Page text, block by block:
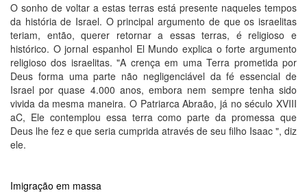
O sonho de voltar a estas terras está presente naqueles tempos
da história de Israel. O principal argumento de que os israelitas
teriam, então, querer retornar a essas terras, é religioso e
histórico. O jornal espanhol El Mundo explica o forte argumento
religioso dos israelitas. "A crença em uma Terra prometida por
Deus forma uma parte não negligenciável da fé essencial de
Israel por quase 4.000 anos, embora nem sempre tenha sido
vivida da mesma maneira. O Patriarca Abraão, já no século XVIII
aC, Ele contemplou essa terra como parte da promessa que
Deus lhe fez e que seria cumprida através de seu filho Isaac ", diz
ele.
Imigração em massa